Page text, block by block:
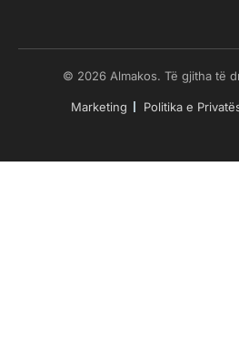
© 2026 Almakos. Të gjitha të
Marketing Politika e